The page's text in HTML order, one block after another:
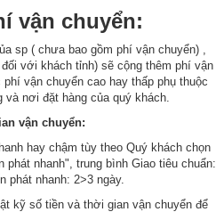
vận chuyển:
sp ( chưa bao gồm phí vận chuyển) ,
với khách tỉnh) sẽ cộng thêm phí vận
vận chuyển cao hay thấp phụ thuộc
nơi đặt hàng của quý khách.
vận chuyển:
hay chậm tùy theo Quý khách chọn
phát nhanh", trung bình Giao tiêu chuẩn:
phát nhanh: 2>3 ngày.
kỹ số tiền và thời gian vận chuyển để